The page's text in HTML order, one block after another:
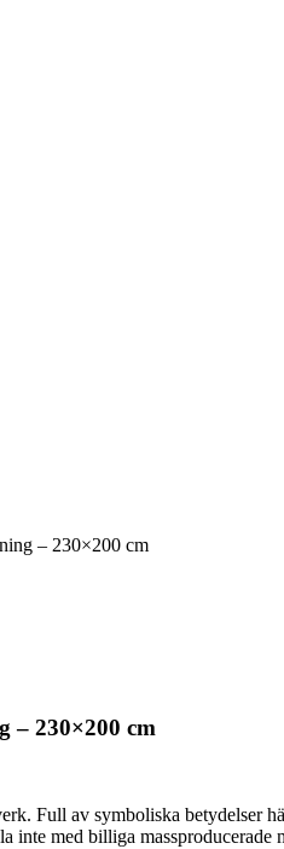
– 230×200 cm
– 230×200 cm
Full av symboliska betydelser
inte med billiga massproducerade